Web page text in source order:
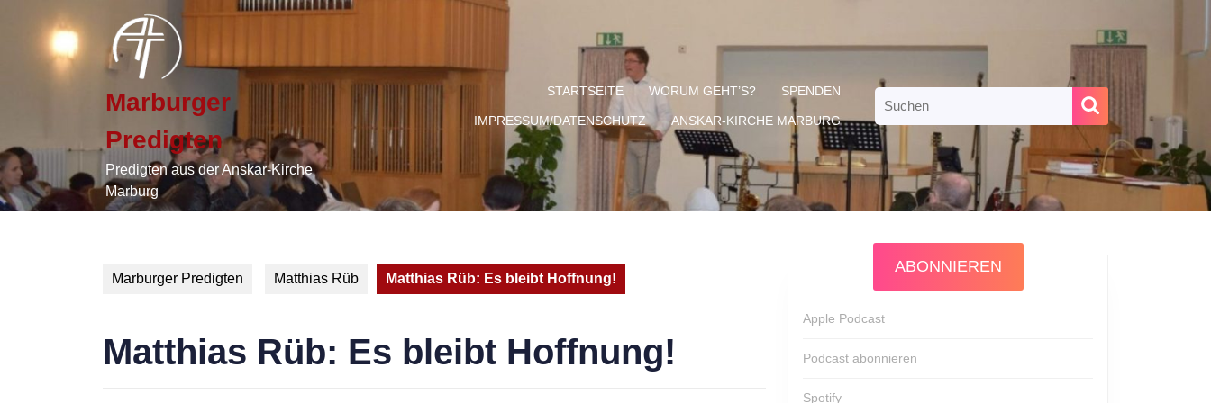
content
Marburger
Predigten
Predigten aus der Anskar-Kirche
Marburg
STARTSEITE WORUM GEHT’S? SPENDEN
IMPRESSUM/DATENSCHUTZ ANSKAR-KIRCHE MARBURG
for:
Marburger Predigten Matthias Rüb Matthias Rüb: Es bleibt Hoffnung!
Matthias Rüb: Es bleibt Hoffnung!
ABONNIEREN
Apple Podcast
Podcast abonnieren
Spotify